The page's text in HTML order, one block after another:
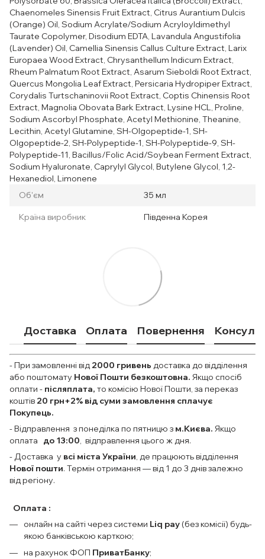
Chaenomeles Sinensis Fruit Extract, Citrus Aurantium Dulcis
(Orange) Oil, Sodium Acrylate/Sodium Acryloyldimethyl
Taurate Copolymer, Disodium EDTA, Lavandula Angustifolia
(Lavender) Oil, Camellia Sinensis Callus Culture Extract, Larix
Europaea Wood Extract, Chrysanthellum Indicum Extract,
Rheum Palmatum Root Extract, Asarum Sieboldi Root Extract,
Quercus Mongolia Leaf Extract, Persicaria Hydropiper Extract,
Corydalis Turtschaninovii Root Extract, Coptis Chinensis Root
Extract, Magnolia Obovata Bark Extract, Lysine HCL, Proline,
Sodium Ascorbyl Phosphate, Acetyl Methionine, Theanine,
Lecithin, Acetyl Glutamine, SH-Olgopeptide-1, SH-
Olgopeptide-2, SH-Polypeptide-1, SH-Polypeptide-9, SH-
Polypeptide-11, Bacillus/Folic Acid/Soybean Ferment Extract,
Sodium Hyaluronate, Caprylyl Glycol, Butylene Glycol, 1,2-
Hexanediol, Limonene
Об'єм
35 мл
Країна виробник Південна Корея
Доставка Оплата Повернення
- При замовленні від 2000 гривень доставка до відділення
або поштомату Нової Пошти безкоштовна. Якщо спосіб
оплати - післяплата, то комісію Нової Пошти, за переказ
коштів 20 грн+2% від суми замовлення сплачує
Покупець.
- Відправлення з понеділка по пятницю з м.Києва. Якщо
оплата до 13:00, відправлення цього ж дня.
- Доставка у всі міста України, де працюють відділення
Нової пошти. Термін отримання — від 1 до 3 днів залежно
від регіону.
Оплата :
онлайн на сайті через системи Liq pay (без комісії) будь-
якою банківською карткою;
на рахунок ФОП ПриватБанку;